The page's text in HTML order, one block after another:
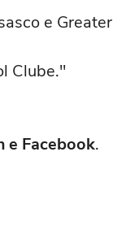
e
Clube."
e Facebook.